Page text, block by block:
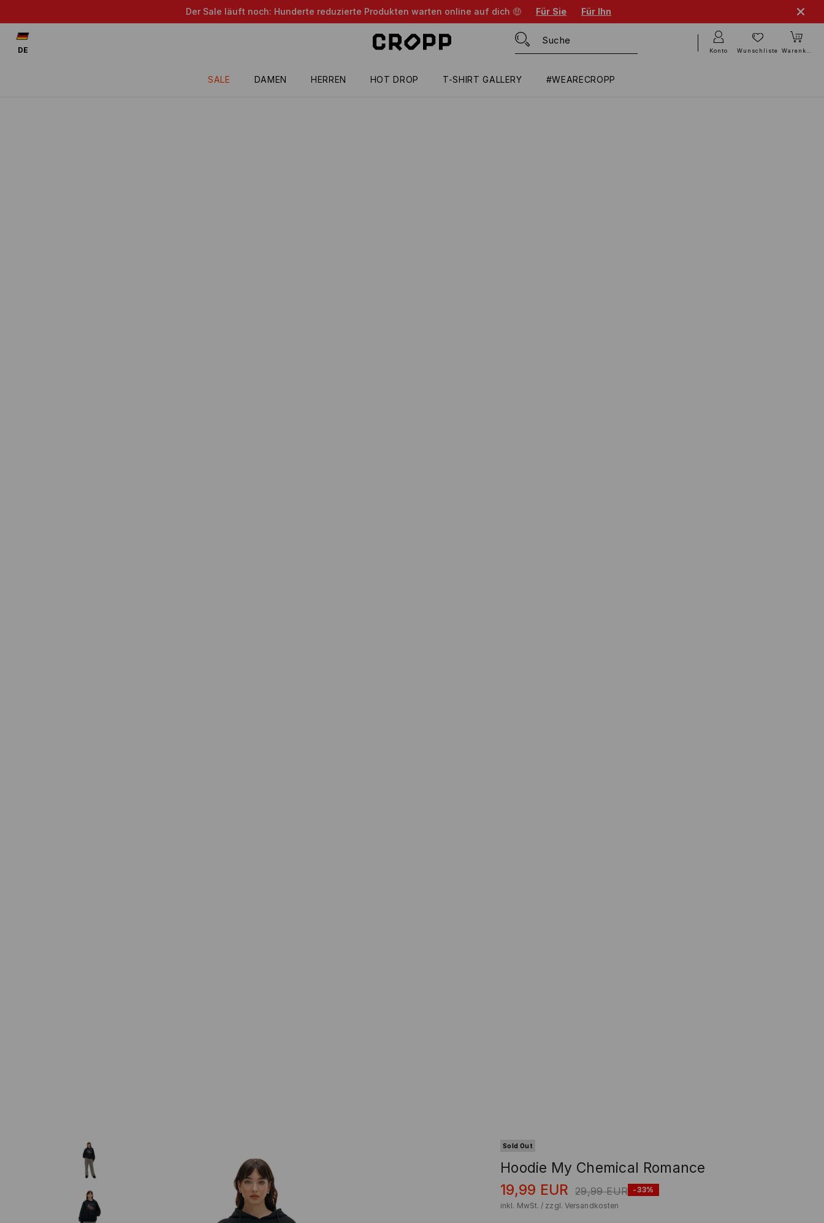
Der Sale läuft noch: Hunderte reduzierte Produkten warten online auf dich 🤑 Für Sie Für Ihn
SALE DAMEN HERREN HOT DROP T-SHIRT GALLERY #WEARECROPP
DE Konto Wunschliste Warenkorb
Sold Out
Hoodie My Chemical Romance
19,99 EUR 29,99 EUR -33%
inkl. MwSt. / zzgl. Versandkosten